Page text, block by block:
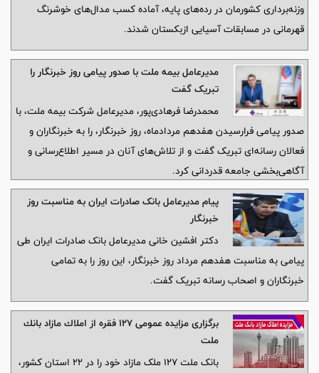
وزنه‌برداری کشورمان در رده‌های پایه، آماده کسب مدال‌های خوشرنگ
قهرمانی در مسابقات آسیایی ازبکستان شدند.
مدیرعامل بیمه ملت با صدور پیامی روز خبرنگار را
تبریک گفت
محمدرضا فرهادی‌پور، مدیرعامل شرکت بیمه ملت، با
صدور پیامی فرارسیدن هفدهم مردادماه، روز خبرنگار، را به خبرنگاران و
فعالان رسانه‌ای تبریک گفت و از تلاش‌های آنان در مسیر اطلاع‌رسانی و
آگاهی‌بخشی جامعه قدردانی کرد.
پیام مدیرعامل بانک صادرات ایران به مناسبت روز
خبرنگار
دکتر افشین خانی مدیر‌عامل بانک صادرات ایران طی
پیامی به مناسبت هفدهم مرداد روز خبرنگار، این روز را به تمامی
خبرنگاران و اصحاب رسانه تبریک گفت.
برگزاری مزایده عمومی 127 فقره از املاك مازاد بانك
ملت
بانک ملت 127 ملک مازاد خود را در 22 استان کشور،